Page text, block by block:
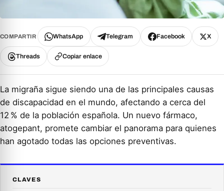
COMPARTIR WhatsApp Telegram Facebook X
Threads Copiar enlace
La migraña sigue siendo una de las principales causas
de discapacidad en el mundo, afectando a cerca del
12 % de la población española. Un nuevo fármaco,
atogepant, promete cambiar el panorama para quienes
han agotado todas las opciones preventivas.
CLAVES